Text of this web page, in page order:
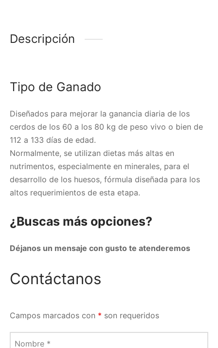
Descripción
Tipo de Ganado
Diseñados para mejorar la ganancia diaria de los
cerdos de los 60 a los 80 kg de peso vivo o bien de
112 a 133 días de edad.
Normalmente, se utilizan dietas más altas en
nutrimentos, especialmente en minerales, para el
desarrollo de los huesos, fórmula diseñada para los
altos requerimientos de esta etapa.
¿Buscas más opciones?
Déjanos un mensaje con gusto te atenderemos
Contáctanos
Campos marcados con * son requeridos
Nombre *